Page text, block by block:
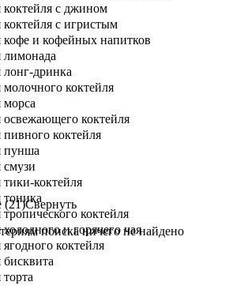
коктейля с джином
коктейля с игристым
кофе и кофейных напитков
лимонада
лонг-дринка
молочного коктейля
морса
освежающего коктейля
пивного коктейля
пунша
смузи
тики-коктейля
тоника
тропического коктейля
холодного и горячего чая
ягодного коктейля
бисквита
торта
(21)Свернуть
поиска ничего не найдено